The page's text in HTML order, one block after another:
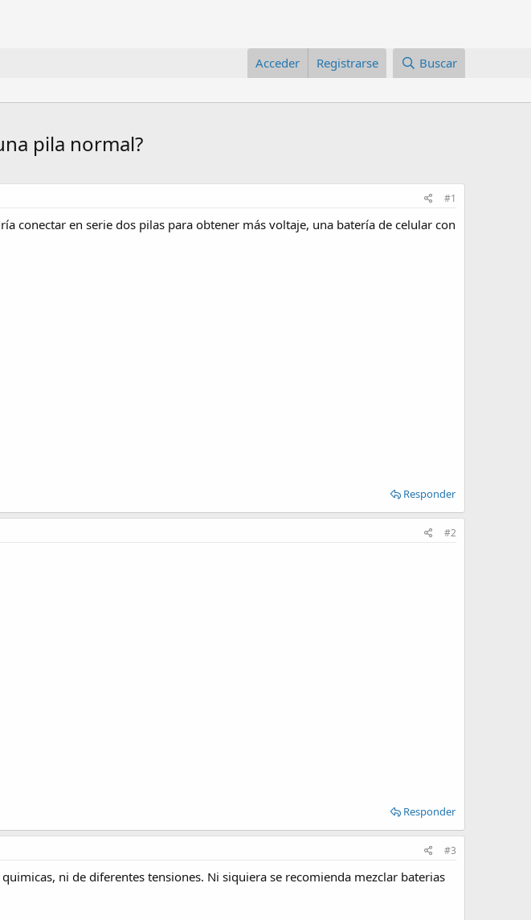
Acceder Registrarse Buscar
pila normal?
#1
conectar en serie dos pilas para obtener más voltaje, una batería de celular con
Responder
#2
Responder
#3
ni de diferentes tensiones. Ni siquiera se recomienda mezclar baterias